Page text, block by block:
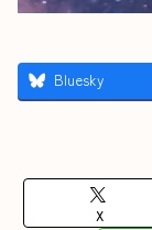
Bluesky
X